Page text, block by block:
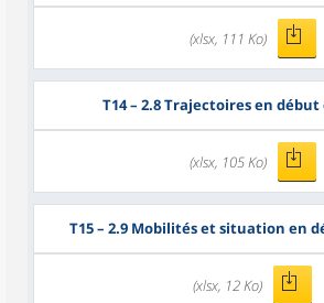
(xlsx, 111 Ko)
T14– 2.8 Trajectoires en
(xlsx, 105 Ko)
T15– 2.9 Mobilités et situation en
(xlsx, 12 Ko)